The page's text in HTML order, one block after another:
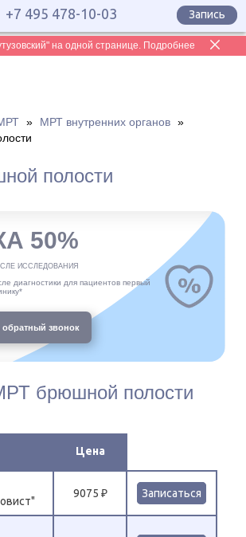
на одной странице. Подробнее
+7 495 478-10-03 Запись
» МРТ внутренних органов »
полости
50%
ИССЛЕДОВАНИЯ
диагностики для пациентов первый
обратный звонок
брюшной полости
Цена
9075 ₽ Записаться